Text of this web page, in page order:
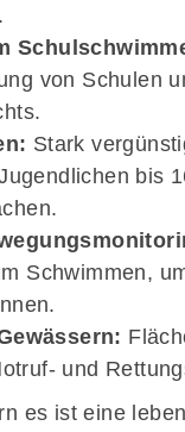
von Schulen
Stark
bis
Schwimmen,
und
es ist eine